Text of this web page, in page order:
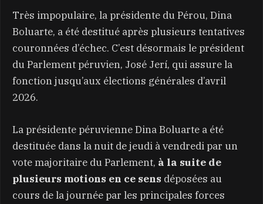
Très impopulaire, la présidente du Pérou, Dina
Boluarte, a été destitué après plusieurs tentatives
couronnées d’échec. C’est désormais le président
du Parlement péruvien, José Jerí, qui assure la
fonction jusqu’aux élections générales d’avril
2026.
La présidente péruvienne Dina Boluarte a été
destituée dans la nuit de jeudi à vendredi par un
vote majoritaire du Parlement, à la suite de
plusieurs motions en ce sens déposées au
cours de la journée par les principales forces